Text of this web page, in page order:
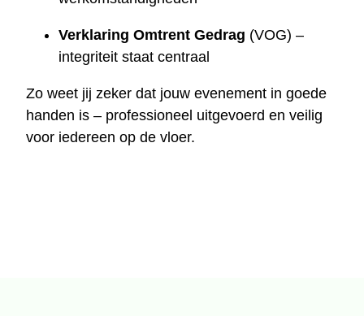
Verklaring Omtrent Gedrag (VOG) –
integriteit staat centraal
Zo weet jij zeker dat jouw evenement in goede
handen is – professioneel uitgevoerd en veilig
voor iedereen op de vloer.